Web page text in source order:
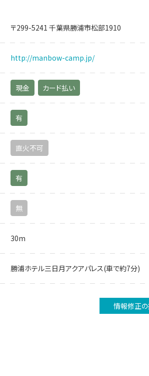
〒299-5241 千葉県勝浦市松部1910
http://manbow-camp.jp/
現金 カード払い
有
直火不可
有
無
30m
勝浦ホテル三日月アクアパレス(車で約7分)
情報修正